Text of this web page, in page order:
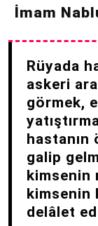
İmam
Rüyada
askeri
görmek,
hastanın
galip
kimsenin
kimsenin
delâlet